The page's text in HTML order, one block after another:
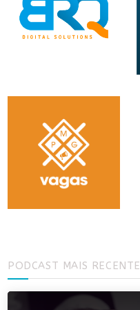
PODCAST MAIS RECENTE